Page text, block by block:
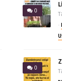
0
·
0